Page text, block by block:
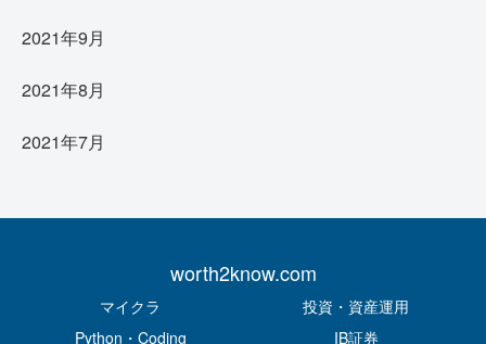
2021年9月
2021年8月
2021年7月
worth2know.com
マイクラ
投資・資産運用
Python・Coding
IB証券